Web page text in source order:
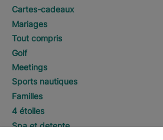
Cartes-cadeaux
Mariages
Tout compris
Golf
Meetings
Sports nautiques
Familles
4 étoiles
Spa et detente